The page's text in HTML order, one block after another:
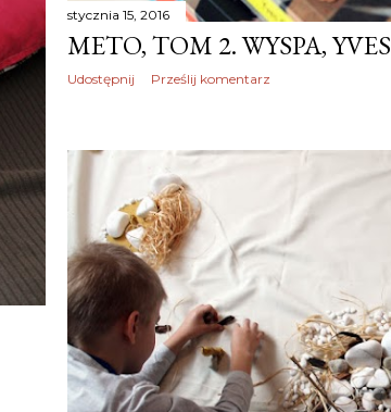
stycznia 15, 2016
METO, TOM 2. WYSPA,
Udostępnij Prześlij komentarz